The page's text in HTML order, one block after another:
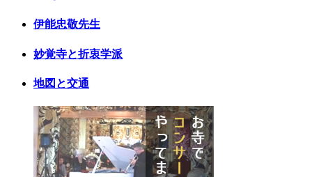
伊能忠敬先生
妙覚寺と折衷学派
地図と交通